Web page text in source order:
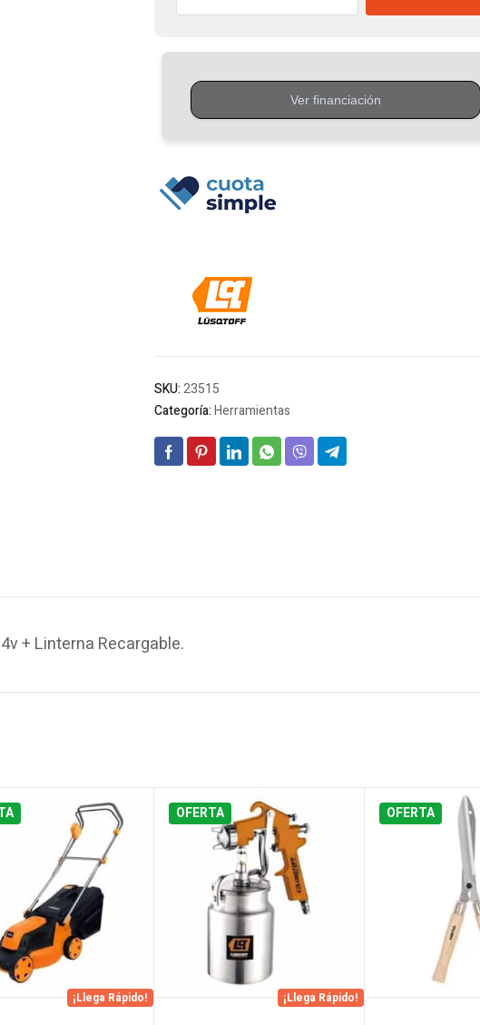
Linterna
Recargable
Lusqtoff
cantidad
SKU:23515
Categoría:Herramientas
+ Linterna Recargable.
¡Llega Rápido!
OFERTA
¡Llega Rápido!
OFERTA